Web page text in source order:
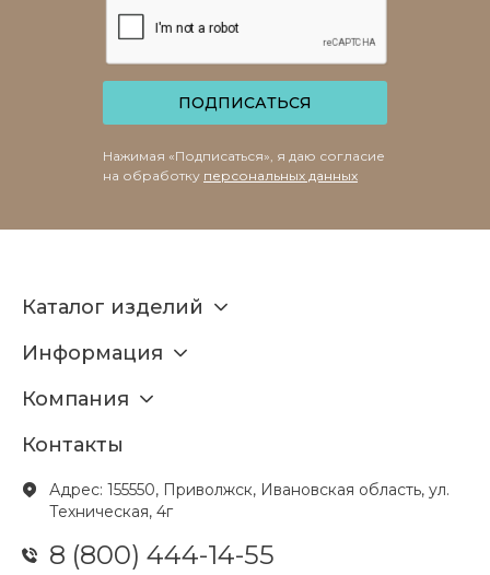
ПОДПИСАТЬСЯ
Нажимая «Подписаться», я даю согласие
на обработку персональных данных
Каталог изделий
Информация
Компания
Контакты
Адрес: 155550, Приволжск, Ивановская область, ул.
Техническая, 4г
8 (800) 444-14-55